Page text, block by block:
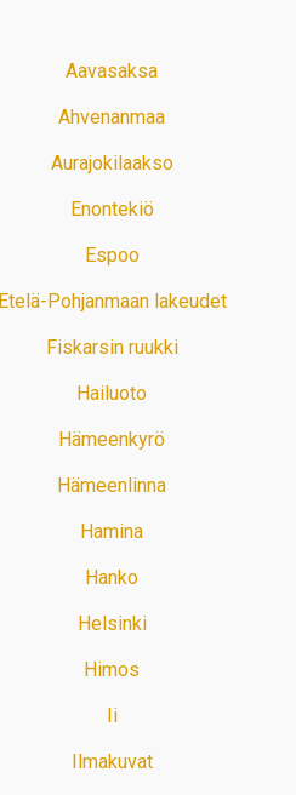
Aavasaksa
Ahvenanmaa
Aurajokilaakso
Enontekiö
Espoo
Etelä-Pohjanmaan lakeudet
Fiskarsin ruukki
Hailuoto
Hämeenkyrö
Hämeenlinna
Hamina
Hanko
Helsinki
Himos
Ii
Ilmakuvat